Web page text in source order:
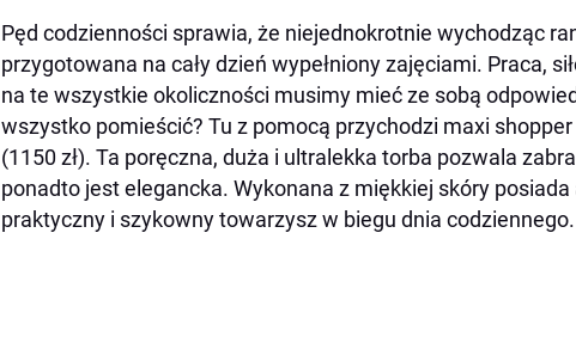
Pęd codzienności sprawia, że niejednokrotnie wychodząc
przygotowana na cały dzień wypełniony zajęciami. Praca,
na te wszystkie okoliczności musimy mieć ze sobą
wszystko pomieścić? Tu z pomocą przychodzi maxi
(1150 zł). Ta poręczna, duża i ultralekka torba pozwala
ponadto jest elegancka. Wykonana z miękkiej skóry
praktyczny i szykowny towarzysz w biegu dnia codziennego.